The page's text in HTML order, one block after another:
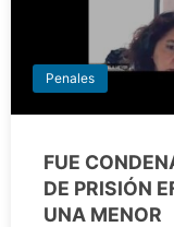
Penales
FUE
DE PRISIÓN
UNA MENOR